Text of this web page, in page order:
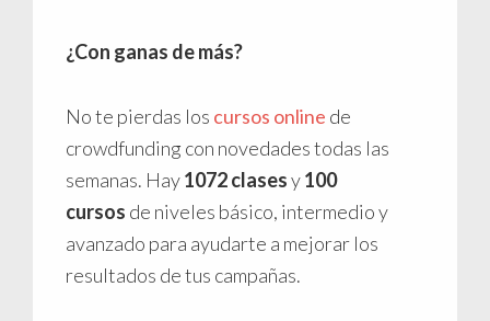
¿Con ganas de más?
No te pierdas los cursos online de
crowdfunding con novedades todas las
semanas. Hay1072 clasesy100
cursos de niveles básico, intermedio y
avanzado para ayudarte a mejorar los
resultados de tus campañas.